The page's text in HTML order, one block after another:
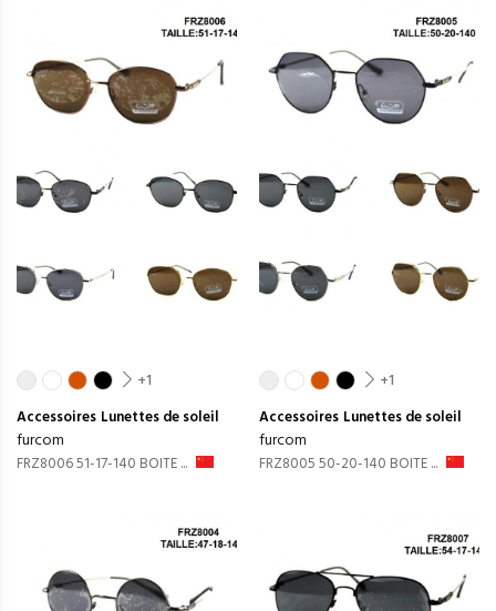
+1
Accessoires Lunettes de soleil
furcom
FRZ8006 51-17-140 BOITE ...
+1
Accessoires Lunettes de soleil
furcom
FRZ8005 50-20-140 BOITE ...